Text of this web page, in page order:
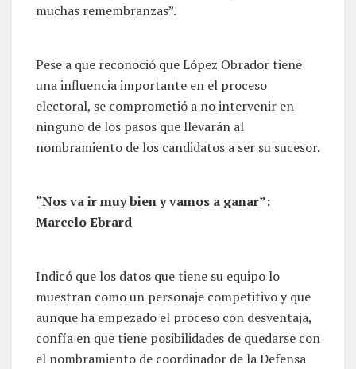
muchas remembranzas”.
Pese a que reconoció que López Obrador tiene
una influencia importante en el proceso
electoral, se comprometió a no intervenir en
ninguno de los pasos que llevarán al
nombramiento de los candidatos a ser su sucesor.
“Nos va ir muy bien y vamos a ganar”:
Marcelo Ebrard
Indicó que los datos que tiene su equipo lo
muestran como un personaje competitivo y que
aunque ha empezado el proceso con desventaja,
confía en que tiene posibilidades de quedarse con
el nombramiento de coordinador de la Defensa